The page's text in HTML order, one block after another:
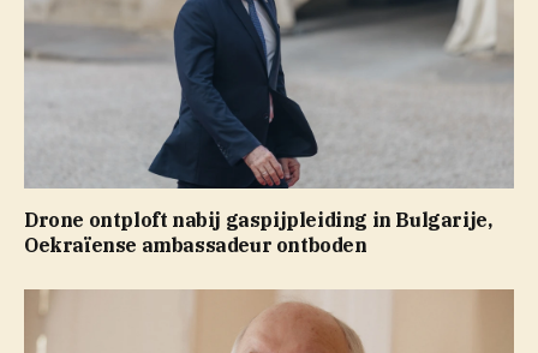
Drone ontploft nabij gaspijpleiding in Bulgarije,
Oekraïense ambassadeur ontboden